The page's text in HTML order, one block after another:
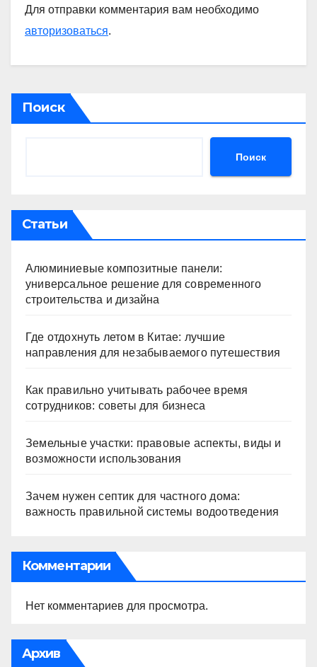
Для отправки комментария вам необходимо
авторизоваться.
Поиск
Поиск
Статьи
Алюминиевые композитные панели:
универсальное решение для современного
строительства и дизайна
Где отдохнуть летом в Китае: лучшие
направления для незабываемого путешествия
Как правильно учитывать рабочее время
сотрудников: советы для бизнеса
Земельные участки: правовые аспекты, виды и
возможности использования
Зачем нужен септик для частного дома:
важность правильной системы водоотведения
Комментарии
Нет комментариев для просмотра.
Архив